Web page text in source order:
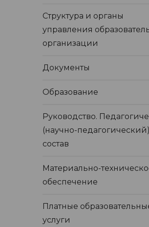
Структура и органы
управления
организации
Документы
Образование
Руководство.
(научно-педагогический)
состав
Материально-
обеспечение
Платные
услуги